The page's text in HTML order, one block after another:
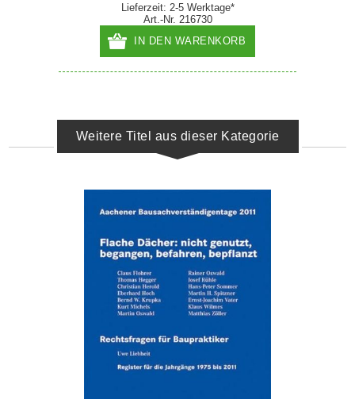
Lieferzeit: 2-5 Werktage*
Art.-Nr. 216730
IN DEN WARENKORB
Weitere Titel aus dieser Kategorie